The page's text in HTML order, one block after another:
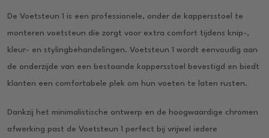
De Voetsteun 1 is een professionele, onder de kappersstoel te
monteren voetsteun die zorgt voor extra comfort tijdens knip-,
kleur- en stylingbehandelingen. Voetsteun 1 wordt eenvoudig aan
de onderzijde van een bestaande kappersstoel bevestigd en biedt
klanten een comfortabele plek om hun voeten te laten rusten.
Dankzij het minimalistische ontwerp en de hoogwaardige chromen
afwerking past de Voetsteun 1 perfect bij vrijwel iedere